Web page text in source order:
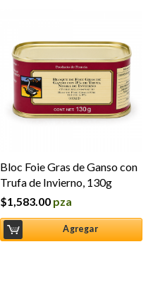
Bloc Foie Gras de Ganso con
Trufa de Invierno, 130g
$1,583.00 pza
Agregar